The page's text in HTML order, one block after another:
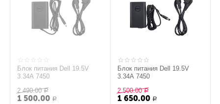
Блок питания Dell 19.5V
3.34A 7450
2 490.00 Р
1 500.00 Р
Блок питания Dell 19.5V
3.34A 7450
2 500.00 Р
1 650.00 Р